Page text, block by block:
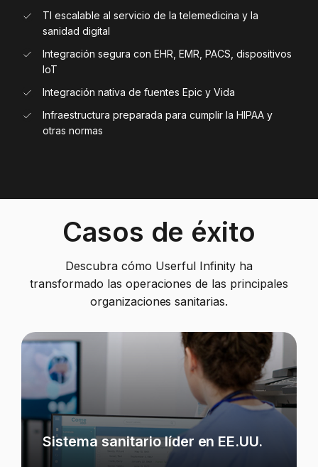
TI escalable al servicio de la telemedicina y la
sanidad digital
Integración segura con EHR, EMR, PACS, dispositivos
IoT
Integración nativa de fuentes Epic y Vida
Infraestructura preparada para cumplir la HIPAA y
otras normas
Casos de éxito
Descubra cómo Userful Infinity ha
transformado las operaciones de las principales
organizaciones sanitarias.
Sistema sanitario líder en EE.UU.